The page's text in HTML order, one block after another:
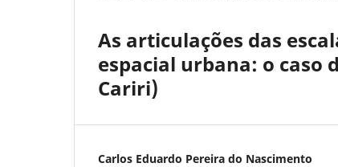
As articulações das
espacial urbana: o caso
Cariri)
Carlos Eduardo Pereira do Nascimento